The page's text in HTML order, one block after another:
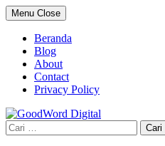
Skip
to
content
Menu Close
Beranda
Blog
About
Contact
Privacy Policy
Cari
untuk: